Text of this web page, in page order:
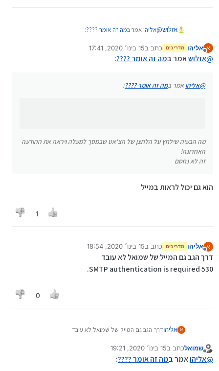
אזלוש@אליהואמר במה זה אומר ????:
מסכן הוא במתח מה רשמו לו שם
מה הבעיה שילחץ על הלחצן של הצ'אט שבמסך למעלה ויראה
א
מנותק
אליהו מדריכים כתב ב15 בינו׳ 2020, 17:41
נערך לאחרונה על ידי
@אזלושאמר במה זה אומר ????:
@אליהואמר במה זה אומר ????:
מה הבעיה שילחץ על הלחצן של הצ'אט שבמסך למעלה ויראה את ההודעה
האחרונה!
זה לא נחסם
הוא גם יכול לראות במייל
1
א אליהו מדריכים כתב ב15 בינו׳ 2020, 18:54
נערך לאחרונה על ידי
דרך הגב גם המייל של שמואל לא עובד
530 SMTP authentication is required.
0
א אליהודרך הגב גם המייל של שמואל לא עובד
מנותק
שמואלכתב ב15 בינו׳ 2020, 19:21
נערך לאחרונה על ידי
@אליהואמר במה זה אומר ????: